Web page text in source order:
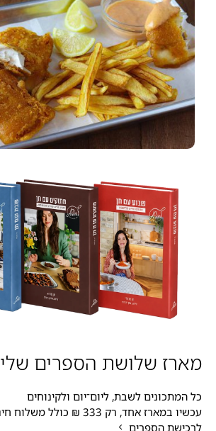
מארז שלושת הספרים שלי
כל המתכונים לשבת, ליום־יום ולקינוחים
עכשיו במארז אחד, רק 333 ₪ כולל משלוח חינם!
לרכישת הספרים